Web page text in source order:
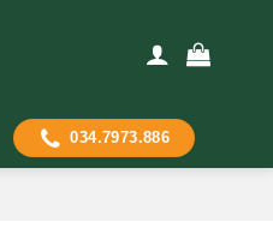
034.7973.886